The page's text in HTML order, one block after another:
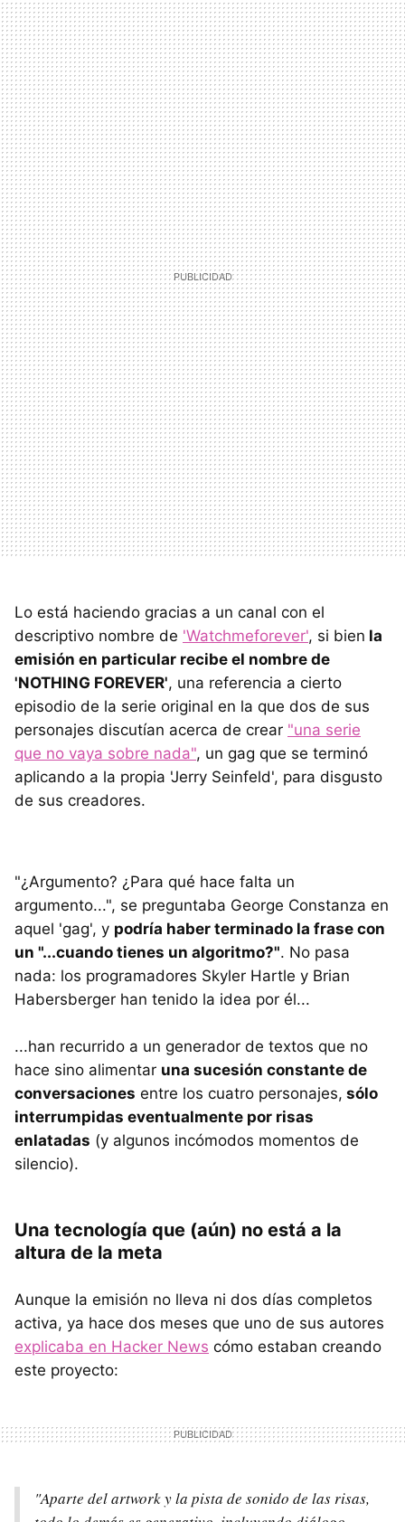
Lo está haciendo gracias a un canal con el
descriptivo nombre de 'Watchmeforever', si bien la
emisión en particular recibe el nombre de
'NOTHING FOREVER', una referencia a cierto
episodio de la serie original en la que dos de sus
personajes discutían acerca de crear "una serie
que no vaya sobre nada", un gag que se terminó
aplicando a la propia 'Jerry Seinfeld', para disgusto
de sus creadores.
"¿Argumento? ¿Para qué hace falta un
argumento...", se preguntaba George Constanza en
aquel 'gag', y podría haber terminado la frase con
un "...cuando tienes un algoritmo?". No pasa
nada: los programadores Skyler Hartle y Brian
Habersberger han tenido la idea por él...
...han recurrido a un generador de textos que no
hace sino alimentar una sucesión constante de
conversaciones entre los cuatro personajes, sólo
interrumpidas eventualmente por risas
enlatadas (y algunos incómodos momentos de
silencio).
Una tecnología que (aún) no está a la
altura de la meta
Aunque la emisión no lleva ni dos días completos
activa, ya hace dos meses que uno de sus autores
explicaba en Hacker News cómo estaban creando
este proyecto:
"Aparte del artwork y la pista de sonido de las risas,